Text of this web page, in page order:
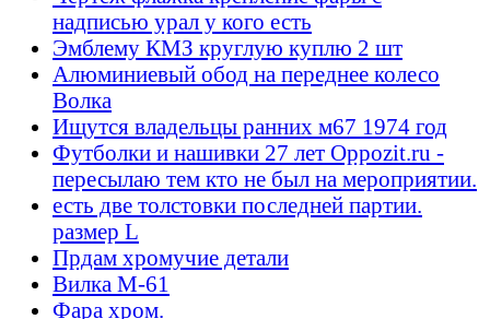
надписью урал у кого есть
Эмблему КМЗ круглую куплю 2 шт
Алюминиевый обод на переднее колесо
Волка
Ищутся владельцы ранних м67 1974 год
Футболки и нашивки 27 лет Oppozit.ru -
пересылаю тем кто не был на мероприятии.
есть две толстовки последней партии.
размер L
Прдам хромучие детали
Вилка М-61
Фара хром.